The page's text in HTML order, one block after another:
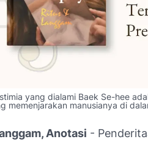
yang dialami Baek Se-hee
memenjarakan manusianya di
Anotasi -